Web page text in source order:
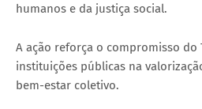
humanos e da justiça social.
A ação reforça o compromisso do
instituições públicas na
bem-estar coletivo.